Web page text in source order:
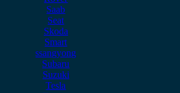
Saab
Seat
Skoda
Smart
ssangyong
Subaru
Suzuki
Tesla